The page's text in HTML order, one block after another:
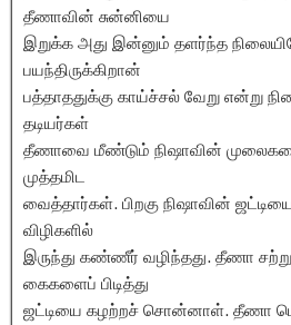
தீணாவின் சுன்னியை
இறுக்க அது இன்னும் தளர்ந்த
பயந்திருக்கிறான்
பத்தாததுக்கு காய்ச்சல் வேறு என்று
தடியர்கள்
தீணாவை மீண்டும் நிஷாவின்
முத்தமிட
வைத்தார்கள். பிறகு நிஷாவின்
விழிகளில்
இருந்து கண்ணீர் வழிந்தது. தீணா
கைகளைப் பிடித்து
ஜட்டியை கழற்றச் சொன்னாள். தீணா